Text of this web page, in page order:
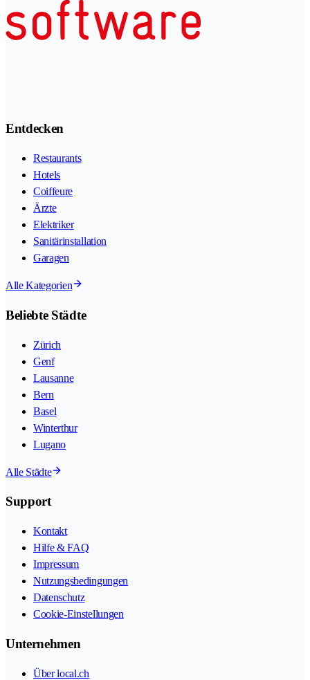
Entdecken
Restaurants
Hotels
Coiffeure
Ärzte
Elektriker
Sanitärinstallation
Garagen
Alle Kategorien
Beliebte Städte
Zürich
Genf
Lausanne
Bern
Basel
Winterthur
Lugano
Alle Städte
Support
Kontakt
Hilfe & FAQ
Impressum
Nutzungsbedingungen
Datenschutz
Cookie-Einstellungen
Unternehmen
Über local.ch